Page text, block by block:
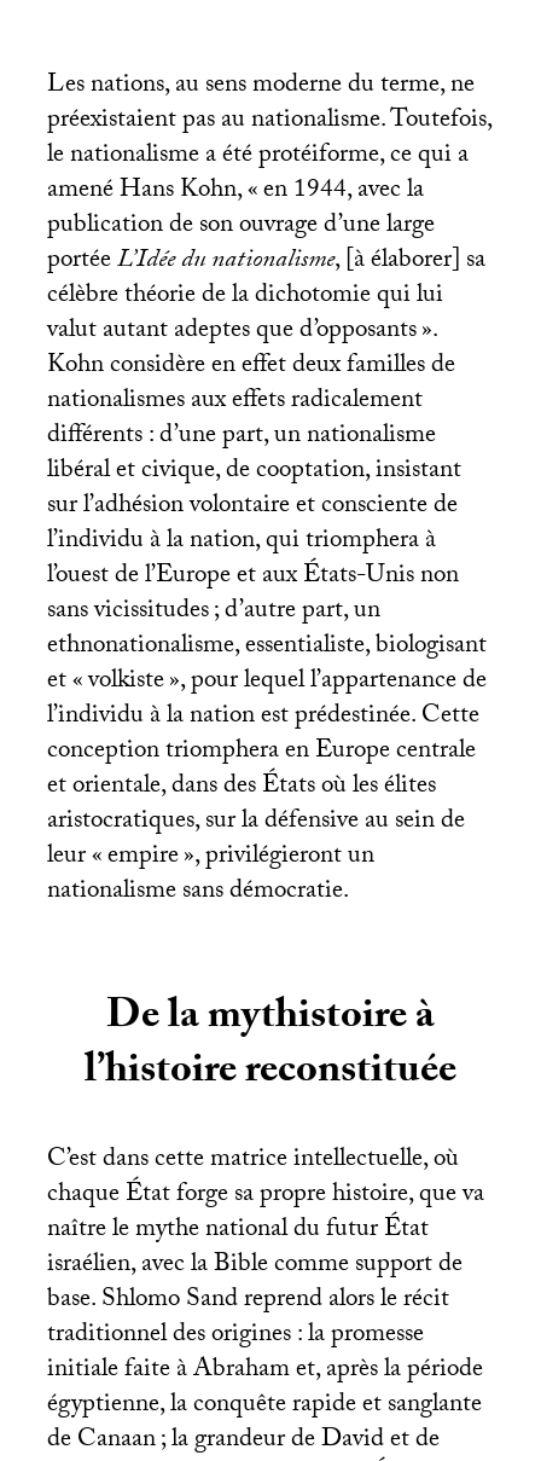
Les nations, au sens moderne du terme, ne
préexistaient pas au nationalisme. Toutefois,
le nationalisme a été protéiforme, ce qui a
amené Hans Kohn, «en 1944, avec la
publication de son ouvrage d’une large
portéeL’Idée du nationalisme, [à élaborer] sa
célèbre théorie de la dichotomie qui lui
valut autant adeptes que d’opposants».
Kohn considère en effet deux familles de
nationalismes aux effets radicalement
différents : d’une part, un nationalisme
libéral et civique, de cooptation, insistant
sur l’adhésion volontaire et consciente de
l’individu à la nation, qui triomphera à
l’ouest de l’Europe et aux États-Unis non
sans vicissitudes; d’autre part, un
ethnonationalisme, essentialiste, biologisant
et «volkiste», pour lequel l’appartenance de
l’individu à la nation est prédestinée. Cette
conception triomphera en Europe centrale
et orientale, dans des États où les élites
aristocratiques, sur la défensive au sein de
leur «empire», privilégieront un
nationalisme sans démocratie.
De la mythistoire à
l’histoire reconstituée
C’est dans cette matrice intellectuelle, où
chaque État forge sa propre histoire, que va
naître le mythe national du futur État
israélien, avec la Bible comme support de
base. Shlomo Sand reprend alors le récit
traditionnel des origines : la promesse
initiale faite à Abraham et, après la période
égyptienne, la conquête rapide et sanglante
de Canaan; la grandeur de David et de